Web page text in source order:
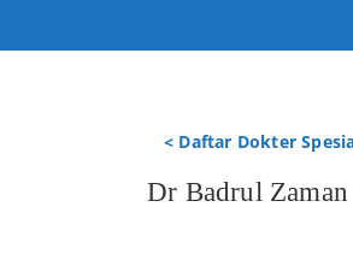
< Daftar Dokter
Dr Badrul